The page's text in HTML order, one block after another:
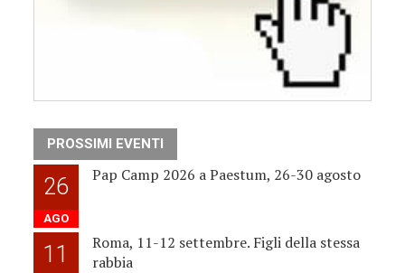
PROSSIMI EVENTI
26
AGO
Pap Camp 2026 a Paestum, 26-30 agosto
11
Roma, 11-12 settembre. Figli della stessa
rabbia